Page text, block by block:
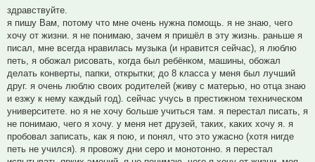
здравствуйте.
я пишу Вам, потому что мне очень нужна помощь. я не знаю, чего
хочу от жизни. я не понимаю, зачем я пришёл в эту жизнь. раньше я
писал, мне всегда нравилась музыка (и нравится сейчас), я люблю
петь, я обожал рисовать, когда был ребёнком, машины, обожал
делать конверты, папки, открытки; до 8 класса у меня был лучший
друг. я очень люблю своих родителей (живу с матерью, но отца знаю
и езжу к нему каждый год). сейчас учусь в престижном техническом
университете. но я не хочу больше учиться там. я перестал писать, я
не понимаю, чего я хочу. у меня нет друзей, таких, каких хочу я. я
пробовал записать, как я пою, и понял, что это ужасно (хотя нигде
петь не учился). я провожу дни серо и монотонно. я перестал